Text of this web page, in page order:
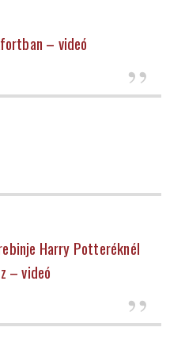
– videó
Harry Potteréknél
– videó